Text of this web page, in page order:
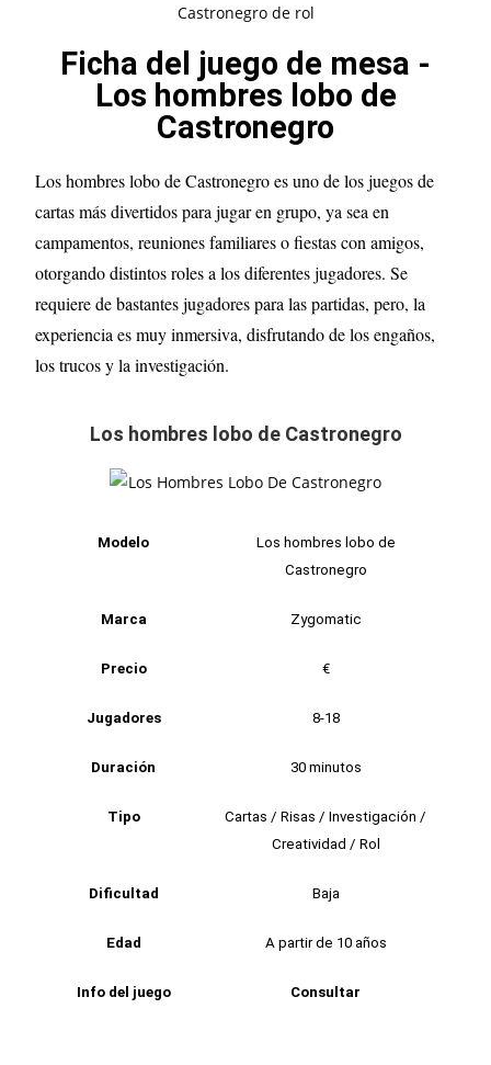
Ficha del juego de mesa -
Los hombres lobo de
Castronegro
Los hombres lobo de Castronegro es uno de los juegos de
cartas más divertidos para jugar en grupo, ya sea en
campamentos, reuniones familiares o fiestas con amigos,
otorgando distintos roles a los diferentes jugadores. Se
requiere de bastantes jugadores para las partidas, pero, la
experiencia es muy inmersiva, disfrutando de los engaños,
los trucos y la investigación.
Los hombres lobo de Castronegro
Modelo
Los hombres lobo de
Castronegro
Marca Zygomatic
Precio €
Jugadores 8-18
Duración 30 minutos
Tipo
Cartas / Risas / Investigación /
Creatividad / Rol
Dificultad Baja
Edad A partir de 10 años
Info del juego Consultar